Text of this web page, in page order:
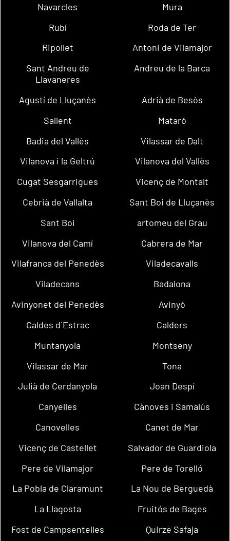
Navarcles
Mura
Rubí
Roda de Ter
Ripollet
Antoni de Vilamajor
Sant Andreu de
Llavaneres
Andreu de la Barca
Agustí de Lluçanès
Adrià de Besòs
Sallent
Mataró
Badia del Vallès
Vilassar de Dalt
Vilanova i la Geltrú
Vilanova del Vallès
Cugat Sesgarrigues
Vicenç de Montalt
Cebrià de Vallalta
Sant Boi de Lluçanès
Sant Boi
artomeu del Grau
Vilanova del Camí
Cabrera de Mar
Vilafranca del Penedès
Viladecavalls
Viladecans
Badalona
Avinyonet del Penedès
Avinyó
Caldes d´Estrac
Calders
Muntanyola
Montseny
Vilassar de Mar
Tona
Julià de Cerdanyola
Joan Despí
Canyelles
Cànoves i Samalús
Canovelles
Canet de Mar
Vicenç de Castellet
Salvador de Guardiola
Pere de Vilamajor
Pere de Torelló
La Pobla de Claramunt
La Nou de Berguedà
La Llagosta
Fruitós de Bages
Fost de Campsentelles
Quirze Safaja